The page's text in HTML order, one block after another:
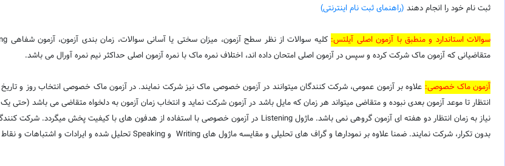
ثبت نام خود را انجام دهند (راهنمای ثبت نام اینترنتی)
سوالات استاندارد و منطبق با آزمون اصلی آیلتس:
متقاضیانی که آزمون ماک شرکت کرده و سپس در آزمون اصلی امتحان داده اند، اختلاف نمره ماک با نمره آزمون اصلی حداکثر نیم نمره آورال می باشد.
آزمون ماک خصوصی: علاوه بر آزمون عمومی، شرکت کنندگان میتوانند در آزمون خصوصی ماک نیز شرکت نمایند. در آزمون ماک خصوصی انتخاب روز و
بدون تکرار، شرکت نمایند. ضمنا علاوه بر نمودارها و گراف های تحلیلی و مقایسه ماژول های Writing و Speaking تحلیل شده و ایرادات و اشتباهات و نقاط ضعف و قوت در قالب توضیحات کامل به متقاضی ارائه میگردد.